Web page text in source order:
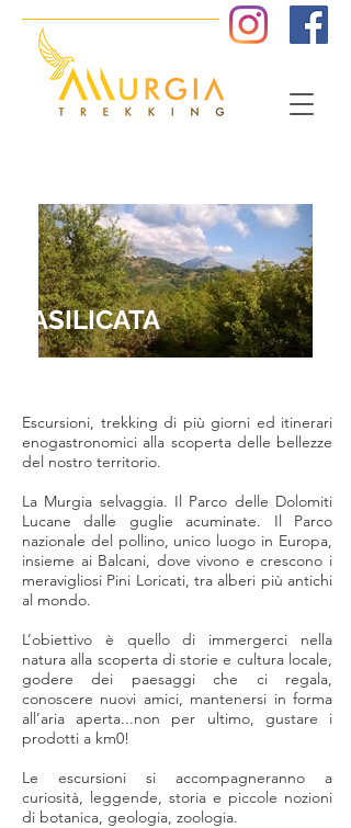
BASILICATA
Escursioni, trekking di più giorni ed itinerari
enogastronomici alla scoperta delle bellezze
del nostro territorio.
La Murgia selvaggia. Il Parco delle Dolomiti
Lucane dalle guglie acuminate. Il Parco
nazionale del pollino, unico luogo in Europa,
insieme ai Balcani, dove vivono e crescono i
meravigliosi Pini Loricati, tra alberi più antichi
al mondo.
L’obiettivo è quello di immergerci nella
natura alla scoperta di storie e cultura locale,
godere dei paesaggi che ci regala,
conoscere nuovi amici, mantenersi in forma
all’aria aperta...non per ultimo, gustare i
prodotti a km0!
Le escursioni si accompagneranno a
curiosità, leggende, storia e piccole nozioni
di botanica, geologia, zoologia.